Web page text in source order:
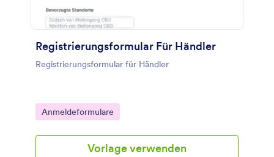
Registrierungsformular Für Händler
Registrierungsformular für Händler
Go to Category:
Anmeldeformulare
Vorlage verwenden